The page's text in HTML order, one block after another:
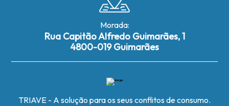
Morada:
Rua Capitão Alfredo Guimarães, 1
4800-019 Guimarães
TRIAVE - A solução para os seus conflitos de consumo.